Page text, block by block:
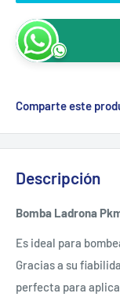
Comparte este
Descripción
Bomba Ladrona
Es ideal para
Gracias a su
perfecta para